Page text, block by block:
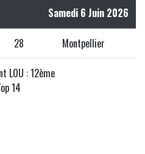
Samedi 6 Juin 2026
28 Montpellier
LOU : 12ème
14